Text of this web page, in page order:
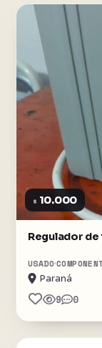
$ 10.000
Regulador
USADO
Paraná
9 0